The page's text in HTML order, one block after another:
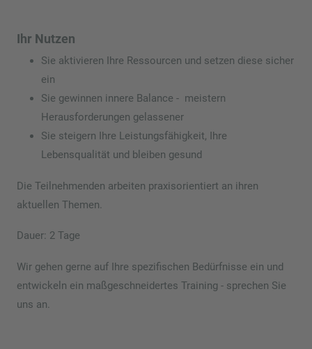
Ihr Nutzen
Sie aktivieren Ihre Ressourcen und setzen diese sicher
ein
Sie gewinnen innere Balance - meistern
Herausforderungen gelassener
Sie steigern Ihre Leistungsfähigkeit, Ihre
Lebensqualität und bleiben gesund
Die Teilnehmenden arbeiten praxisorientiert an ihren
aktuellen Themen.
Dauer: 2 Tage
Wir gehen gerne auf Ihre spezifischen Bedürfnisse ein und
entwickeln ein maßgeschneidertes Training - sprechen Sie
uns an.